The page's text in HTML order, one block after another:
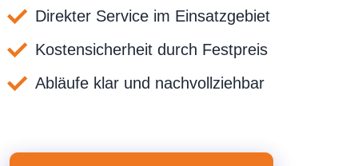
Direkter Service im Einsatzgebiet
Kostensicherheit durch Festpreis
Abläufe klar und nachvollziehbar